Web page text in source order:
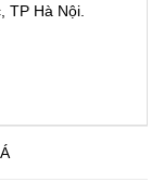
TP Hà Nội.